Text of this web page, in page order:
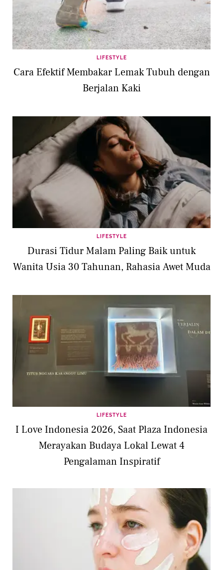
LIFESTYLE
Cara Efektif Membakar Lemak Tubuh dengan
Berjalan Kaki
LIFESTYLE
Durasi Tidur Malam Paling Baik untuk
Wanita Usia 30 Tahunan, Rahasia Awet Muda
LIFESTYLE
I Love Indonesia 2026, Saat Plaza Indonesia
Merayakan Budaya Lokal Lewat 4
Pengalaman Inspiratif